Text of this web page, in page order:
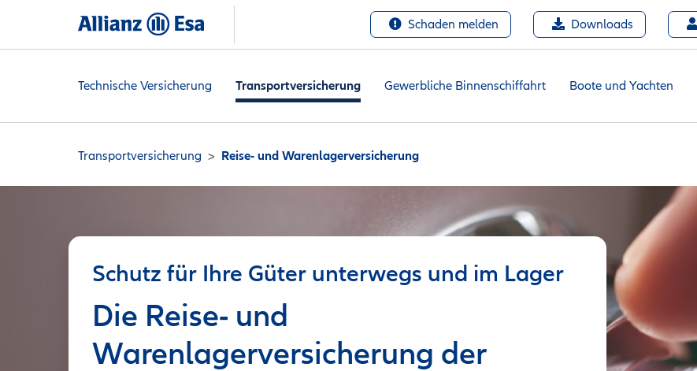
Schaden melden Downloads
Technische Versicherung Transportversicherung Gewerbliche Binnenschiffahrt Boote und Yachten
Transportversicherung Reise- und Warenlagerversicherung
Schutz für Ihre Güter unterwegs und im Lager
Die Reise- und
Warenlagerversicherung der